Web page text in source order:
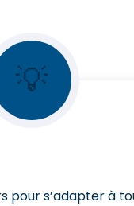
💡
pour s’adapter à